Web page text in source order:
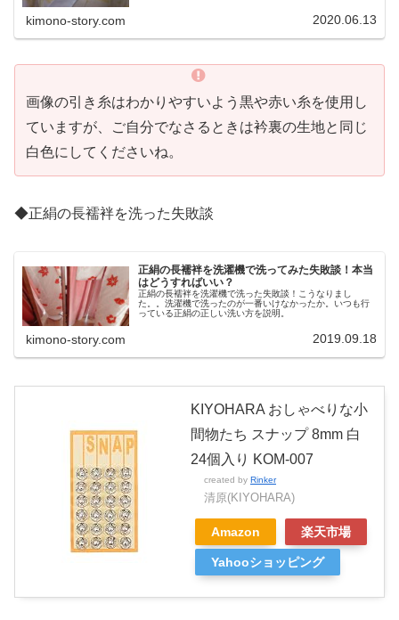
kimono-story.com 2020.06.13
画像の引き糸はわかりやすいよう黒や赤い糸を使用し
ていますが、ご自分でなさるときは衿裏の生地と同じ
白色にしてくださいね。
◆正絹の長襦袢を洗った失敗談
正絹の長襦袢を洗濯機で洗ってみた失敗談！本当
はどうすればいい？
正絹の長襦袢を洗濯機で洗った失敗談！こうなりまし
た。。洗濯機で洗ったのが一番いけなかったか。いつも行
っている正絹の正しい洗い方を説明。
kimono-story.com 2019.09.18
KIYOHARA おしゃべりな小
間物たち スナップ 8mm 白
24個入り KOM-007
created by Rinker
清原(KIYOHARA)
Amazon 楽天市場
Yahooショッピング